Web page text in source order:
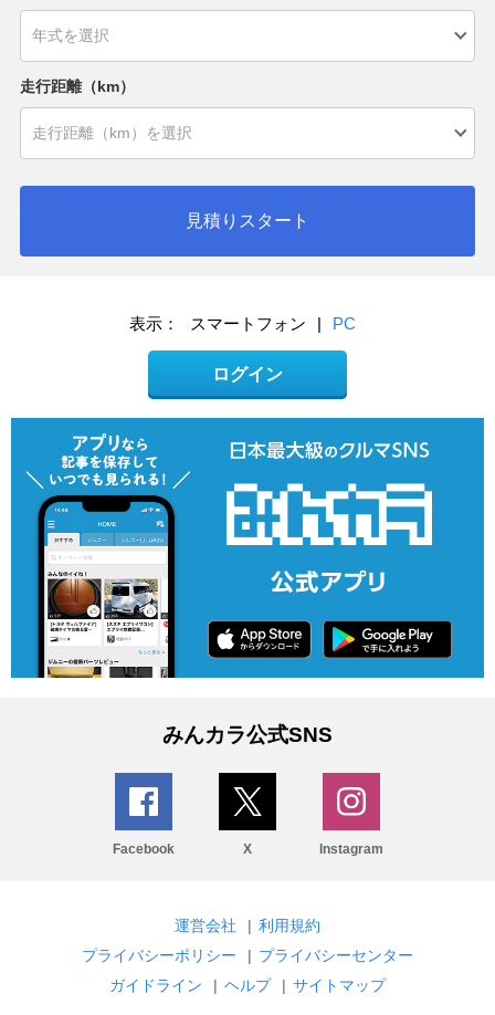
走行距離（km）
見積りスタート
表示： スマートフォン | PC
ログイン
みんカラ公式SNS
Facebook X Instagram
運営会社 | 利用規約
プライバシーポリシー
| プライバシーセンター
ガイドライン
| ヘルプ | サイトマップ